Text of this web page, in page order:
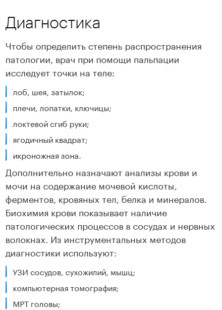
Диагностика
Чтобы определить степень распространения
патологии, врач при помощи пальпации
исследует точки на теле:
лоб, шея, затылок;
плечи, лопатки, ключицы;
локтевой сгиб руки;
ягодичный квадрат;
икроножная зона.
Дополнительно назначают анализы крови и
мочи на содержание мочевой кислоты,
ферментов, кровяных тел, белка и минералов.
Биохимия крови показывает наличие
патологических процессов в сосудах и нервных
волокнах. Из инструментальных методов
диагностики используют:
УЗИ сосудов, сухожилий, мышц;
компьютерная томография;
МРТ головы;